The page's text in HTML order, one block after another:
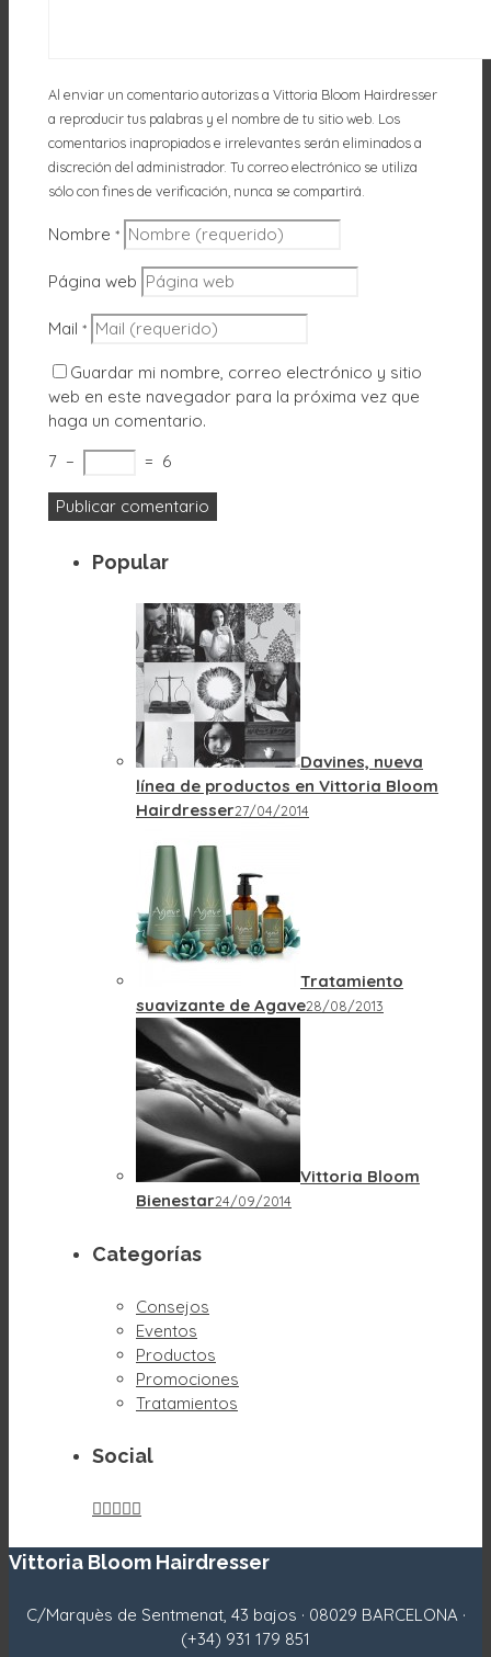
Al enviar un comentario autorizas a Vittoria Bloom Hairdresser
a reproducir tus palabras y el nombre de tu sitio web. Los
comentarios inapropiados e irrelevantes serán eliminados a
discreción del administrador. Tu correo electrónico se utiliza
sólo con fines de verificación, nunca se compartirá.
Nombre *
Página web
Mail *
Guardar mi nombre, correo electrónico y sitio
web en este navegador para la próxima vez que
haga un comentario.
7 − = 6
Popular
Davines, nueva
línea de productos en Vittoria Bloom
Hairdresser27/04/2014
Tratamiento
suavizante de Agave28/08/2013
Vittoria Bloom
Bienestar24/09/2014
Categorías
Consejos
Eventos
Productos
Promociones
Tratamientos
Social

Vittoria Bloom Hairdresser
C/Marquès de Sentmenat, 43 bajos · 08029 BARCELONA ·
(+34) 931 179 851